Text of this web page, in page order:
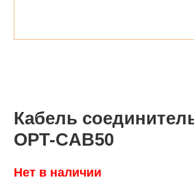
Кабель
OPT-CAB50
Нет в наличии